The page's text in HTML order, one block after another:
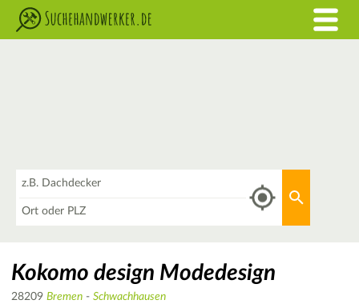
Kokomo design Modedesign
28209 Bremen - Schwachhausen